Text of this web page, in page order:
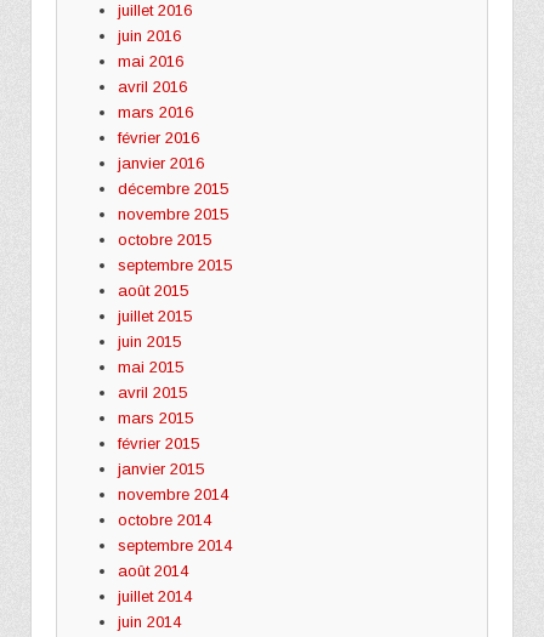
juillet 2016
juin 2016
mai 2016
avril 2016
mars 2016
février 2016
janvier 2016
décembre 2015
novembre 2015
octobre 2015
septembre 2015
août 2015
juillet 2015
juin 2015
mai 2015
avril 2015
mars 2015
février 2015
janvier 2015
novembre 2014
octobre 2014
septembre 2014
août 2014
juillet 2014
juin 2014